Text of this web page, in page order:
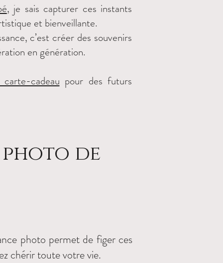
, je sais capturer ces instants
et bienveillante.
c’est créer des souvenirs
en génération.
cadeau pour des futurs
de
photo permet de figer ces
chérir toute votre vie.